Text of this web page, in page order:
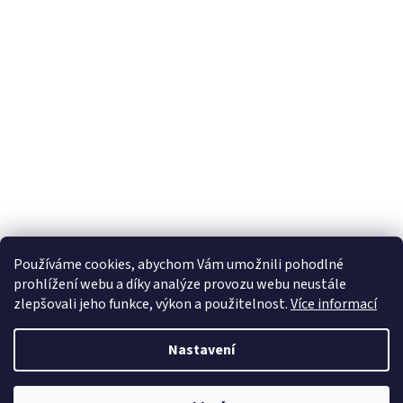
Používáme cookies, abychom Vám umožnili pohodlné
prohlížení webu a díky analýze provozu webu neustále
zlepšovali jeho funkce, výkon a použitelnost.Více informací
Nastavení